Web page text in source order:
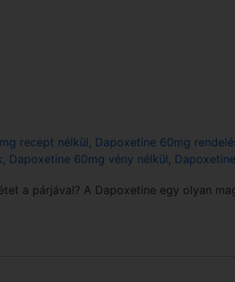
recept nélkül, Dapoxetine 60mg
, Dapoxetine 60mg vény nélkül,
a párjával? A Dapoxetine egy olyan